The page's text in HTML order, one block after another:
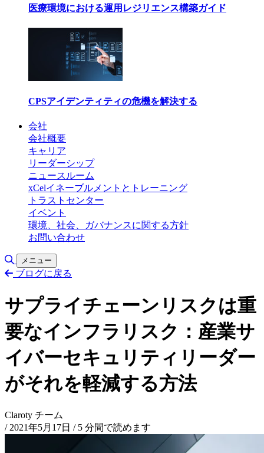
医療環境における運用レジリエンス構築ガイド
CPSアイデンティティの危機を解決する
会社
会社概要
キャリア
リーダーシップ
ニュースルーム
xCelイネーブルメントとトレーニング
トラストセンター
イベント
環境、社会、ガバナンスに関する方針
お問い合わせ
検索の切り替え
メニュー
ブログに戻る
サプライチェーンリスクは重
要なインフラリスク：産業サ
イバーセキュリティリーダー
がそれを軽減する方法
Claroty チーム
/ 2021年5月17日 /5 分間で読めます